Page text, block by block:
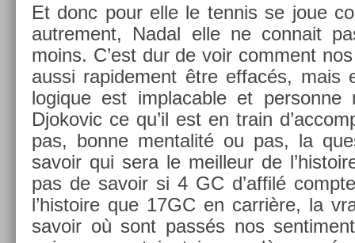
Et donc pour elle le ten­nis se joue
aut­re­ment, Nadal elle ne con­nait
moins. C’est dur de voir com­ment
aussi rapide­ment être effacés, mais
logique est im­plac­able et
Djokovic ce qu’il est en train
pas, bonne men­talité ou pas, la
savoir qui sera le meil­leur de
pas de savoir si 4 GC d’affilé
l’his­toire que 17GC en carrière, la
savoir où sont passés nos